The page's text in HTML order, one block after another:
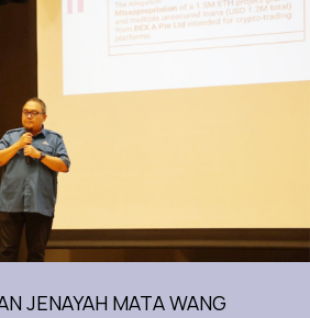
JENAYAH MATA WANG